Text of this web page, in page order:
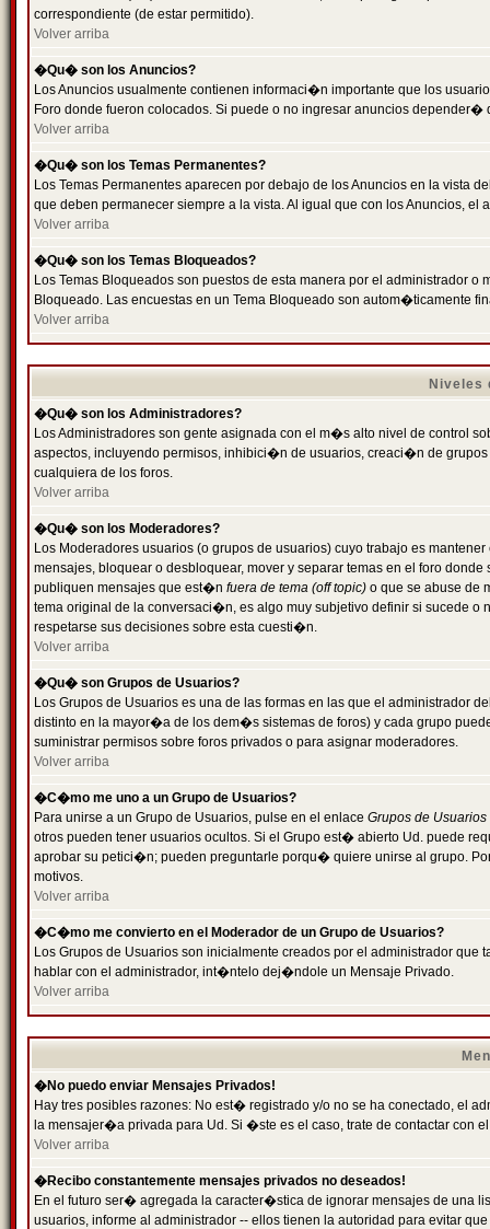
correspondiente (de estar permitido).
Volver arriba
�Qu� son los Anuncios?
Los Anuncios usualmente contienen informaci�n importante que los
Foro donde fueron colocados. Si puede o no ingresar anuncios
Volver arriba
�Qu� son los Temas Permanentes?
Los Temas Permanentes aparecen por debajo de los Anuncios en la
que deben permanecer siempre a la vista. Al igual que con los Anuncios,
Volver arriba
�Qu� son los Temas Bloqueados?
Los Temas Bloqueados son puestos de esta manera por el administrador
Bloqueado. Las encuestas en un Tema Bloqueado son autom�ticamente
Volver arriba
Niveles
�Qu� son los Administradores?
Los Administradores son gente asignada con el m�s alto nivel de control
aspectos, incluyendo permisos, inhibici�n de usuarios, creaci�n de
cualquiera de los foros.
Volver arriba
�Qu� son los Moderadores?
Los Moderadores usuarios (o grupos de usuarios) cuyo trabajo es
mensajes, bloquear o desbloquear, mover y separar temas en el foro
publiquen mensajes que est�n fuera de tema (off topic) o que se abuse de
tema original de la conversaci�n, es algo muy subjetivo definir si sucede
respetarse sus decisiones sobre esta cuesti�n.
Volver arriba
�Qu� son Grupos de Usuarios?
Los Grupos de Usuarios es una de las formas en las que el administrador
distinto en la mayor�a de los dem�s sistemas de foros) y cada grupo
suministrar permisos sobre foros privados o para asignar moderadores.
Volver arriba
�C�mo me uno a un Grupo de Usuarios?
Para unirse a un Grupo de Usuarios, pulse en el enlace Grupos de Usuarios
otros pueden tener usuarios ocultos. Si el Grupo est� abierto Ud. puede
aprobar su petici�n; pueden preguntarle porqu� quiere unirse al grupo.
motivos.
Volver arriba
�C�mo me convierto en el Moderador de un Grupo de Usuarios?
Los Grupos de Usuarios son inicialmente creados por el administrador
hablar con el administrador, int�ntelo dej�ndole un Mensaje Privado.
Volver arriba
�No puedo enviar Mensajes Privados!
Hay tres posibles razones: No est� registrado y/o no se ha conectado, el
la mensajer�a privada para Ud. Si �ste es el caso, trate de contactar con
Volver arriba
�Recibo constantemente mensajes privados no deseados!
En el futuro ser� agregada la caracter�stica de ignorar mensajes de una
usuarios, informe al administrador -- ellos tienen la autoridad para evitar